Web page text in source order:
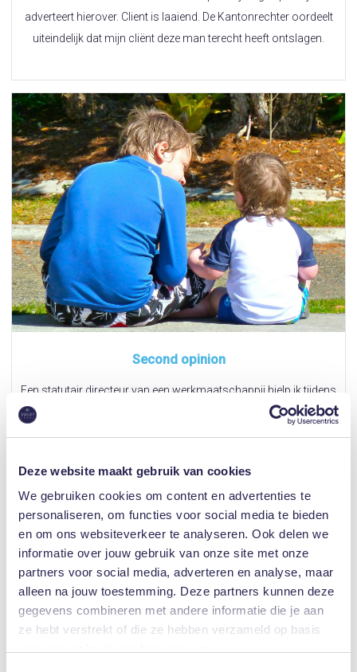
Deze website maakt gebruik van cookies
We gebruiken cookies om content en advertenties te
personaliseren, om functies voor social media te bieden
en om ons websiteverkeer te analyseren. Ook delen we
informatie over jouw gebruik van onze site met onze
partners voor social media, adverteren en analyse, maar
alleen na jouw toestemming. Deze partners kunnen deze
gegevens combineren met andere informatie die je aan
ze hebt verstrekt of die ze hebben verzameld op basis
adverteert hierover. Client is laaiend. De Kantonrechter oordeelt
uiteindelijk dat mijn cliënt deze man terecht heeft ontslagen.
Second opinion
Een statutair directeur van een werkmaatschappij hielp ik tijdens
de onderhandelingen over zijn ontslag. Nadat hij bij zijn